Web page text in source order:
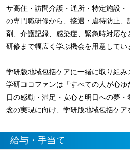
サ高住・訪問介護・通所・特定施設
の専門職研修から、接遇・虐待防止
剤、介護記録、感染症、緊急時対応
研修まで幅広く学ぶ機会を用意してい
学研版地域包括ケアに一緒に取り組み
学研ココファンは「すべての人が心
日の感動・満足・安心と明日への夢
念の実現に向け、学研版地域包括ケア
給与・手当て